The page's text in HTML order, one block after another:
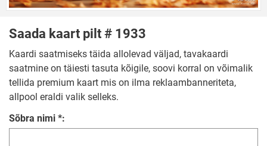
Saada kaart pilt # 1933
Kaardi saatmiseks täida allolevad väljad, tavakaardi
saatmine on täiesti tasuta kõigile, soovi korral on võimalik
tellida premium kaart mis on ilma reklaambanneriteta,
allpool eraldi valik selleks.
Sõbra nimi *: